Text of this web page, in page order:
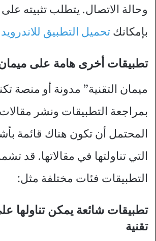
وحالة الاتصال. يتطلب تثبيته
بإمكانك تحميل التطبيق للاندرويد
تطبيقات أخرى هامة على ميمان
ميمان التقنية” مدونة أو منصة
بمراجعة التطبيقات ونشر
المحتمل أن تكون هناك قائمة
التي تناولتها في مقالاتها. قد
التطبيقات فئات مختلفة مثل:
تطبيقات شائعة يمكن تناولها
تقنية